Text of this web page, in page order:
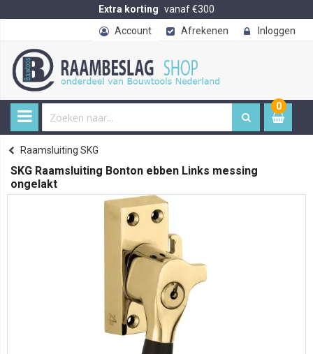
Extra korting vanaf €300
Account
Afrekenen Inloggen
0
item
Home
Raamsluiting SKG
SKG Raamsluiting Bonton ebben Links messing
ongelakt